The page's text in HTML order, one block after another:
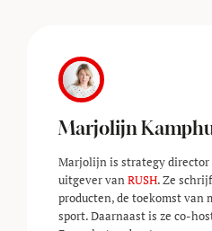
Marjolijn
Marjolijn is strategy director
uitgever vanRUSH. Ze
producten, de toekomst van
sport. Daarnaast is ze co-